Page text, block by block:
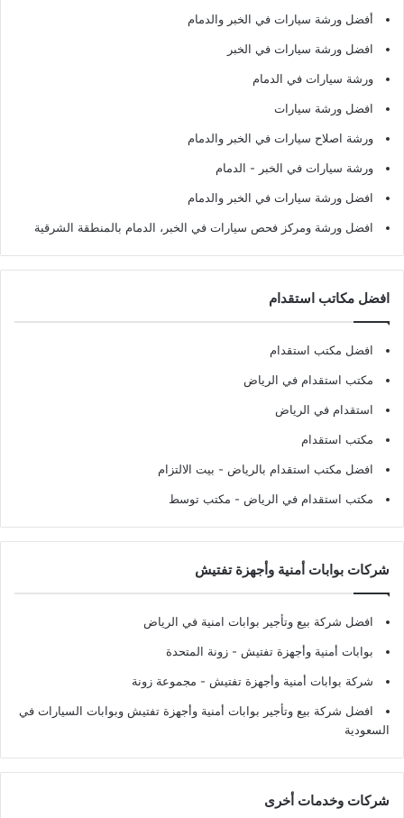
أفضل ورشة سيارات في الخبر والدمام
افضل ورشة سيارات في الخبر
ورشة سيارات في الدمام
افضل ورشة سيارات
ورشة اصلاح سيارات في الخبر والدمام
ورشة سيارات في الخبر - الدمام
افضل ورشة سيارات في الخبر والدمام
افضل ورشة ومركز فحص سيارات في الخبر، الدمام بالمنطقة الشرقية
افضل مكاتب استقدام
افضل مكتب استقدام
مكتب استقدام في الرياض
استقدام في الرياض
مكتب استقدام
افضل مكتب استقدام بالرياض - بيت الالتزام
مكتب استقدام في الرياض - مكتب توسط
شركات بوابات أمنية وأجهزة تفتيش
افضل شركة بيع وتأجير بوابات امنية في الرياض
بوابات أمنية وأجهزة تفتيش - زونة المتحدة
شركة بوابات أمنية وأجهزة تفتيش - مجموعة زونة
افضل شركة بيع وتأجير بوابات أمنية وأجهزة تفتيش وبوابات السيارات في
السعودية
شركات وخدمات أخرى